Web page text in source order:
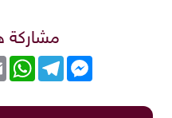
مشاركة
Telegram
Messenger